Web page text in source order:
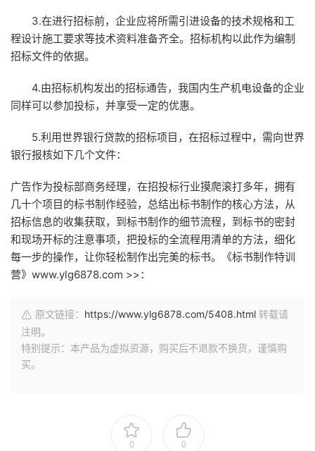
3.在进行招标前，企业应将所需引进设备的技术规格和工
程设计施工要求等技术资料准备齐全。招标机构以此作为编制
招标文件的依据。
4.由招标机构发出的招标通告，我国内生产机电设备的企业
同样可以参加投标，并享受一定的优惠。
5.利用世界银行贷款的招标项目，在招标过程中，需向世界
银行报核如下几个文件：
广告作为投标部商务经理，在招投标行业摸爬滚打多年，拥有
几十个项目的标书制作经验，总结出标书制作的核心方法，从
招标信息的收集获取，到标书制作的细节流程，到标书的密封
和现场开标的注意事项，把投标的全流程用清单的方法，细化
每一步的操作，让你轻松制作出完美的标书。《标书制作特训
营》www.ylg6878.com >>：
原文链接： https://www.ylg6878.com/5408.html 转载请
注明。
特别提示：本产品为虚拟资源，购买后不退款不换货，谨慎购
买。
0 0